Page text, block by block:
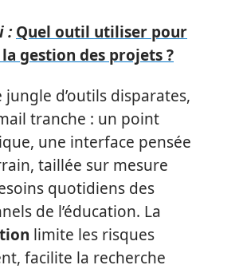
: Quel outil utiliser pour
gestion des projets ?
jungle d’outils disparates,
tranche : un point
une interface pensée
taillée sur mesure
quotidiens des
de l’éducation. La
limite les risques
facilite la recherche